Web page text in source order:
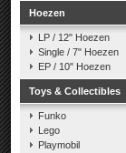
Hoezen
LP / 12" Hoezen
Single / 7" Hoezen
EP / 10" Hoezen
Toys & Collectibles
Funko
Lego
Playmobil